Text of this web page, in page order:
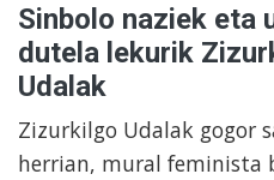
Sinbolo naziek eta
dutela lekurik
Udalak
Zizurkilgo Udalak gogor
herrian, mural feminista